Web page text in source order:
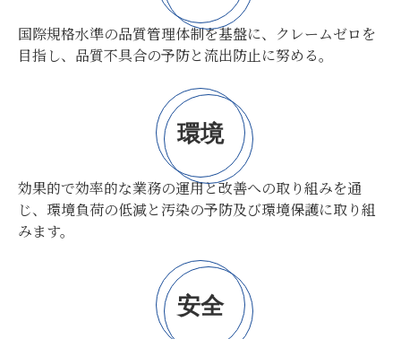
国際規格水準の品質管理体制を基盤に、クレームゼロを
目指し、品質不具合の予防と流出防止に努める。
環境
効果的で効率的な業務の運用と改善への取り組みを通
じ、環境負荷の低減と汚染の予防及び環境保護に取り組
みます。
安全